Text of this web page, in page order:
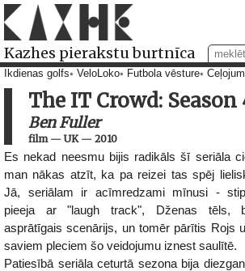
Kazhes pierakstu burtnīca
Ikdienas golfs VeloLoko Futbola vēsture
The IT Crowd: Season
Ben Fuller
film— UK— 2010
Es nekad neesmu bijis radikāls šī seriāla
man nākas atzīt, ka pa reizei tas spēj
Jā, seriālam ir acīmredzami mīnusi -
pieeja ar "laugh track", Dženas tēls,
asprātīgais scenārijs, un tomēr pārītis Rojs
saviem pleciem šo veidojumu iznest saulītē.
Patiesībā seriāla ceturtā sezona bija